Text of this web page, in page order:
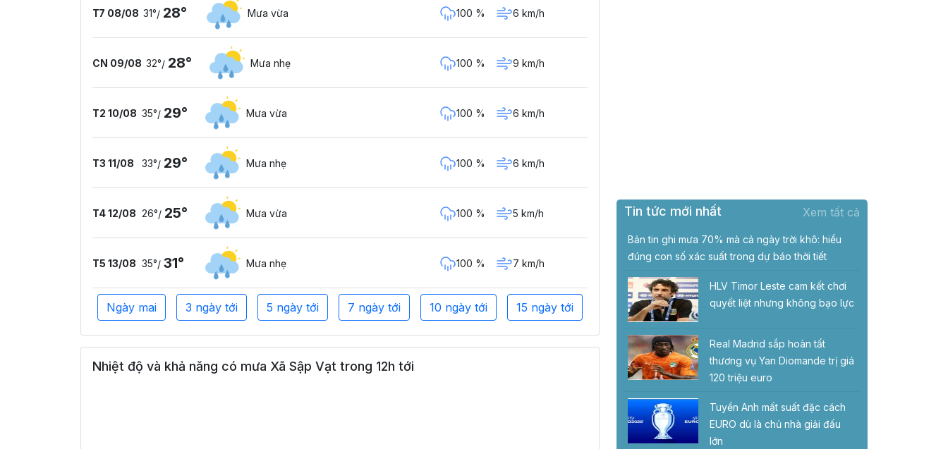
T7 08/08 31°/ 28° Mưa vừa 100 % 6 km/h
CN 09/08 32°/ 28° Mưa nhẹ 100 % 9 km/h
T2 10/08 35°/ 29° Mưa vừa 100 % 6 km/h
T3 11/08 33°/ 29° Mưa nhẹ 100 % 6 km/h
T4 12/08 26°/ 25° Mưa vừa 100 % 5 km/h
T5 13/08 35°/ 31° Mưa nhẹ 100 % 7 km/h
Ngày mai 3 ngày tới 5 ngày tới 7 ngày tới 10 ngày tới 15 ngày tới
Nhiệt độ và khả năng có mưa Xã Sập Vạt trong 12h tới
Tin tức mới nhất Xem tất cả
Bản tin ghi mưa 70% mà cả ngày trời khô: hiểu
đúng con số xác suất trong dự báo thời tiết
HLV Timor Leste cam kết chơi
quyết liệt nhưng không bạo lực
Real Madrid sắp hoàn tất
thương vụ Yan Diomande trị giá
120 triệu euro
Tuyển Anh mất suất đặc cách
EURO dù là chủ nhà giải đấu
lớn